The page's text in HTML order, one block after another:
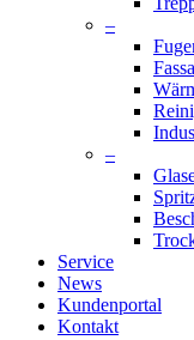
–
–
Service
News
Kundenportal
Kontakt